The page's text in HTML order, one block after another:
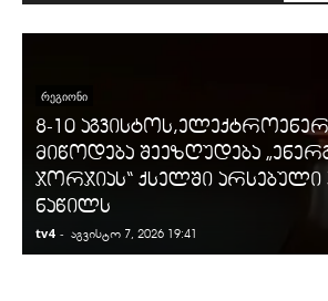
ᲠᲔᲒᲘᲝᲜᲘ
8-10
მიწოდება შეეზღუდება
ჯორჯიას“ ქსელში არსებული
ნაწილს
tv4 - აგვისტო 7, 2026 19:41